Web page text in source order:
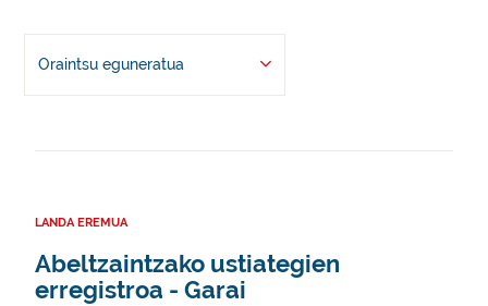
Oraintsu eguneratua
LANDA EREMUA
Abeltzaintzako ustiategien
erregistroa - Garai